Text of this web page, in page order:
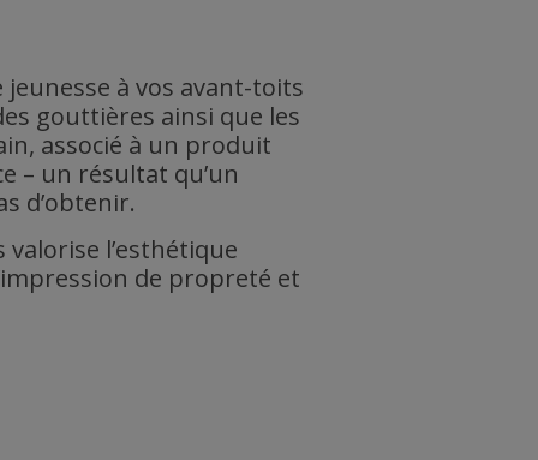
à vos avant-toits
gouttières ainsi que les
associé à un produit
– un résultat qu’un
d’obtenir.
l’esthétique
de propreté et